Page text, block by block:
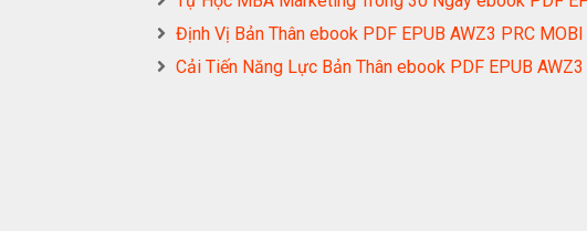
Định Vị Bản Thân ebook PDF EPUB AWZ3 PRC MOBI
Cải Tiến Năng Lực Bản Thân ebook PDF EPUB